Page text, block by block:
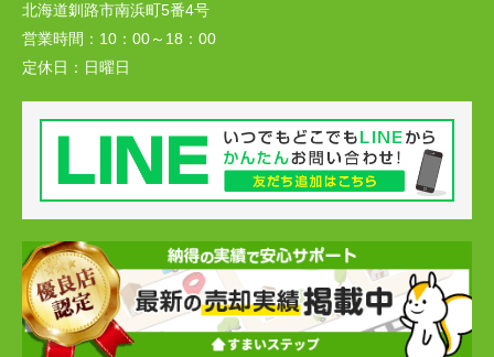
北海道釧路市南浜町5番4号
営業時間： 10：00～18：00
定休日： 日曜日